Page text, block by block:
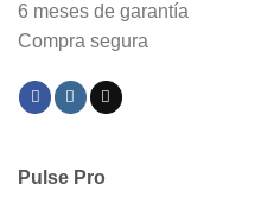
6 meses de garantía
Compra segura
Pulse Pro